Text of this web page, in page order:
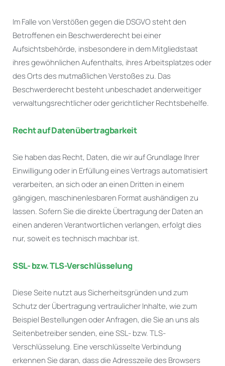
Im Falle von Verstößen gegen die DSGVO steht den
Betroffenen ein Beschwerderecht bei einer
Aufsichtsbehörde, insbesondere in dem Mitgliedstaat
ihres gewöhnlichen Aufenthalts, ihres Arbeitsplatzes oder
des Orts des mutmaßlichen Verstoßes zu. Das
Beschwerderecht besteht unbeschadet anderweitiger
verwaltungsrechtlicher oder gerichtlicher Rechtsbehelfe.
Recht auf Daten­übertrag­barkeit
Sie haben das Recht, Daten, die wir auf Grundlage Ihrer
Einwilligung oder in Erfüllung eines Vertrags automatisiert
verarbeiten, an sich oder an einen Dritten in einem
gängigen, maschinenlesbaren Format aushändigen zu
lassen. Sofern Sie die direkte Übertragung der Daten an
einen anderen Verantwortlichen verlangen, erfolgt dies
nur, soweit es technisch machbar ist.
SSL- bzw. TLS-Verschlüsselung
Diese Seite nutzt aus Sicherheitsgründen und zum
Schutz der Übertragung vertraulicher Inhalte, wie zum
Beispiel Bestellungen oder Anfragen, die Sie an uns als
Seitenbetreiber senden, eine SSL- bzw. TLS-
Verschlüsselung. Eine verschlüsselte Verbindung
erkennen Sie daran, dass die Adresszeile des Browsers